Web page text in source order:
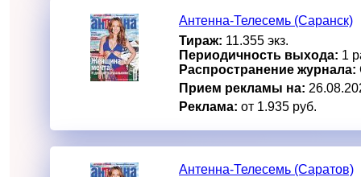
Антенна-Телесемь (Саранск)
Тираж: 11.355 экз.
Периодичность выхода: 1
Распространение журнала:
Прием рекламы на:
Реклама: от 1.935 руб.
Антенна-Телесемь (Саратов)